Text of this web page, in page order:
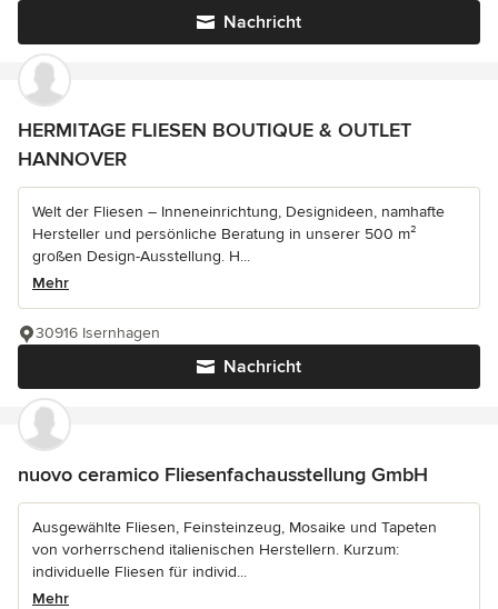
Nachricht
HERMITAGE FLIESEN BOUTIQUE & OUTLET
HANNOVER
Welt der Fliesen – Inneneinrichtung, Designideen, namhafte
Hersteller und persönliche Beratung in unserer 500 m²
großen Design-Ausstellung. H...
Mehr
Nachricht
30916 Isernhagen
nuovo ceramico Fliesenfachausstellung GmbH
Ausgewählte Fliesen, Feinsteinzeug, Mosaike und Tapeten
von vorherrschend italienischen Herstellern. Kurzum:
individuelle Fliesen für individ...
Mehr